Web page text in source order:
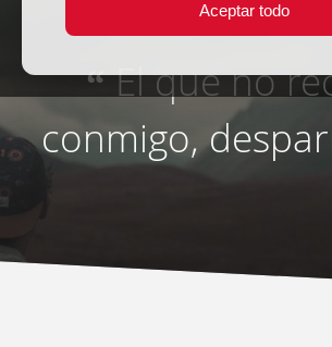
Aceptar todo
“El que no
conmigo,